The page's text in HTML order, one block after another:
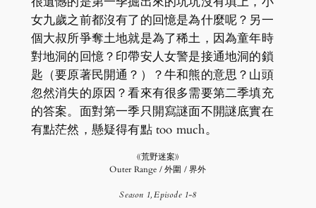
女九歲之前都沒有了的回憶是為什麼呢？另一
個大叔所爭奪土地就是為了稀土，因為童年時
對地洞的回憶？印帶安人女警是接通地洞的鎖
匙（要原著民開通？）？牛和熊的意思？山頭
忽然消失的原因？看來有很多需要第二季填充
的答案。面對第一季只開寫謎面不開謎底實在
有點茫然，懸疑得有點 too much。
《荒野迷案》
Outer Range / 外圍 / 界外
Season 1, Episode 1-8